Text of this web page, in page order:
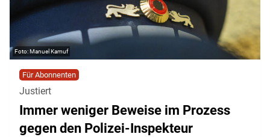
Manuel Kamuf
Für Abonnenten
Justiert
Immer weniger Beweise im Prozess
gegen den Polizei-Inspekteur